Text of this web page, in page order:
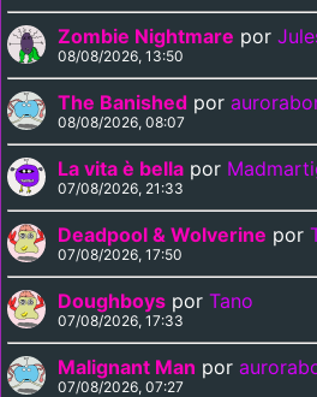
Zombie Nightmare por
08/08/2026, 13:50
The Banished por
08/08/2026, 08:07
La vita è bella por
07/08/2026, 21:33
Deadpool & Wolverine por
07/08/2026, 17:50
Doughboys por Tano
07/08/2026, 17:33
Malignant Man por
07/08/2026, 07:27